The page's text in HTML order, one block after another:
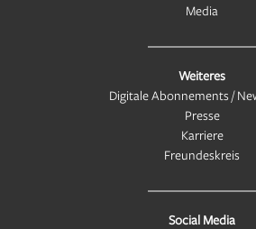
Media
Weiteres
Digitale Abonnements /
Presse
Karriere
Freundeskreis
Social Media